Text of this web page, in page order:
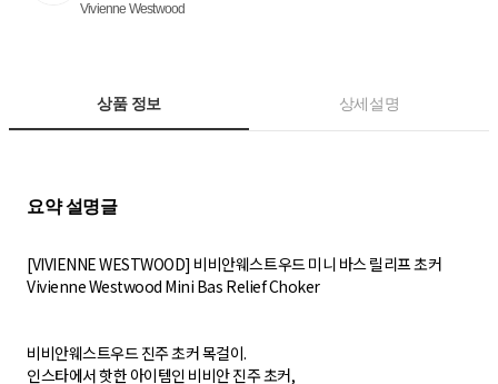
Vivienne Westwood
상품 정보 상세설명
요약 설명글
[VIVIENNE WESTWOOD] 비비안웨스트우드 미니 바스 릴리프 초커
Vivienne Westwood Mini Bas Relief Choker
비비안웨스트우드 진주 초커 목걸이.
인스타에서 핫한 아이템인 비비안 진주 초커,